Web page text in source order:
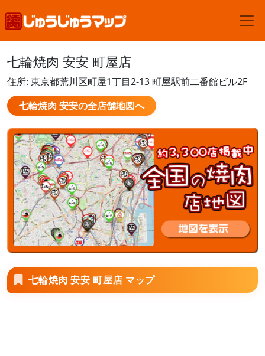
七輪焼肉 安安 町屋店
住所: 東京都荒川区町屋1丁目2-13 町屋駅前二番館ビル2F
七輪焼肉 安安の全店舗地図へ
七輪焼肉 安安 町屋店 マップ